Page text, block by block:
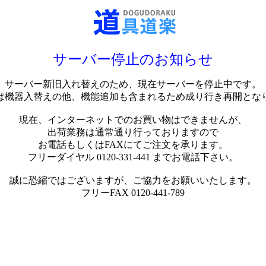
サーバー停止のお知らせ
サーバー新旧入れ替えのため、現在サーバーを停止中です。
機器入替えの他、機能追加も含まれるため成り行き再開とな
現在、インターネットでのお買い物はできませんが、
出荷業務は通常通り行っておりますので
お電話もしくはFAXにてご注文を承ります。
フリーダイヤル 0120-331-441 までお電話下さい。
誠に恐縮ではございますが、ご協力をお願いいたします。
フリーFAX 0120-441-789